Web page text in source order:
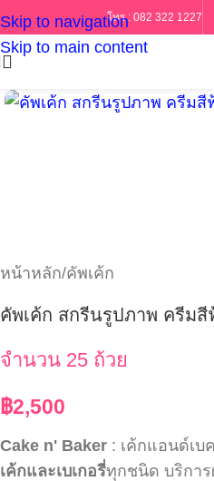
Skip to navigation
Skip to main content
โทร : 082 322 1227
หน้าหลัก/คัพเค้ก
คัพเค้ก สกรีนรูปภาพ ครีมสี
จำนวน 25 ถ้วย
฿2,500
Cake n' Baker : เค้กแอนด์เบ
เค้กและเบเกอรี่ทุกชนิด บริกา